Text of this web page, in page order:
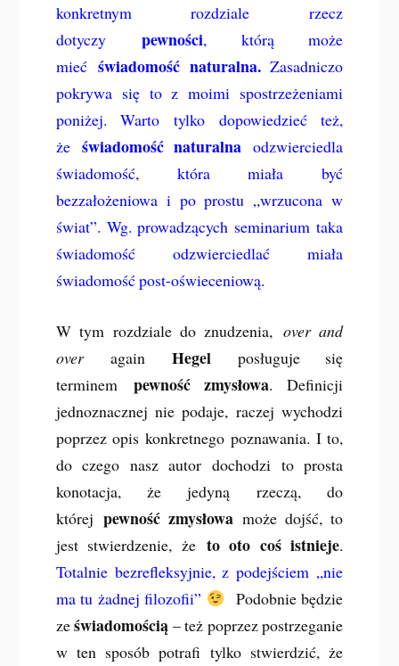
konkretnym rozdziale rzecz
dotyczypewności, którą może
miećświadomość naturalna.Zasadniczo
pokrywa się to z moimi spostrzeżeniami
poniżej. Warto tylko dopowiedzieć też,
że świadomość naturalnaodzwierciedla
świadomość, która miała być
bezzałożeniowa i po prostu „wrzucona w
świat”. Wg. prowadzących seminarium taka
świadomość odzwierciedlać miała
świadomość post-oświeceniową.
W tym rozdziale do znudzenia, over and
over again Hegelposługuje się
terminem pewność zmysłowa. Definicji
jednoznacznej nie podaje, raczej wychodzi
poprzez opis konkretnego poznawania. I to,
do czego nasz autor dochodzi to prosta
konotacja, że jedyną rzeczą, do
której pewność zmysłowamoże dojść, to
jest stwierdzenie, że to oto coś istnieje.
Totalnie bezrefleksyjnie, z podejściem „nie
ma tu żadnej filozofii”
Podobnie będzie
zeświadomością – też poprzez postrzeganie
w ten sposób potrafi tylko stwierdzić, że